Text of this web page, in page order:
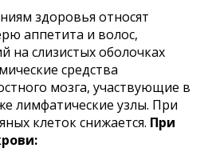
здоровья относят
аппетита и волос,
на слизистых оболочках
средства
мозга, участвующие в
лимфатические узлы. При
клеток снижается. При